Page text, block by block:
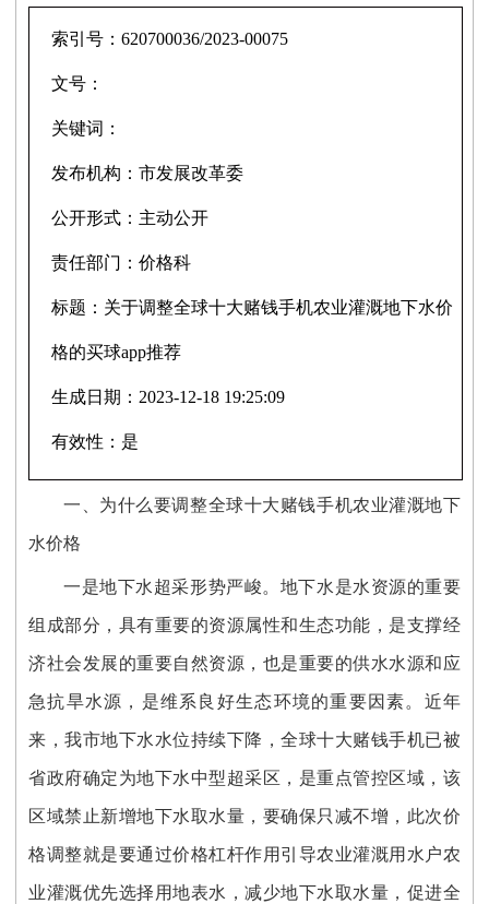
索引号：620700036/2023-00075
文号：
关键词：
发布机构：市发展改革委
公开形式： 主动公开
责任部门：价格科
标题： 关于调整全球十大赌钱手机农业灌溉地下水价
格的买球app推荐
生成日期： 2023-12-18 19:25:09
有效性： 是
一、 为什么要调整全球十大赌钱手机农业灌溉地下
水价格
一是地下水超采形势严峻。地下水是水资源的重要
组成部分，具有重要的资源属性和生态功能，是支撑经
济社会发展的重要自然资源，也是重要的供水水源和应
急抗旱水源，是维系良好生态环境的重要因素。近年
来，我市地下水水位持续下降，全球十大赌钱手机已被
省政府确定为地下水中型超采区，是重点管控区域，该
区域禁止新增地下水取水量，要确保只减不增，此次价
格调整就是要通过价格杠杆作用引导农业灌溉用水户农
业灌溉优先选择用地表水，减少地下水取水量，促进全